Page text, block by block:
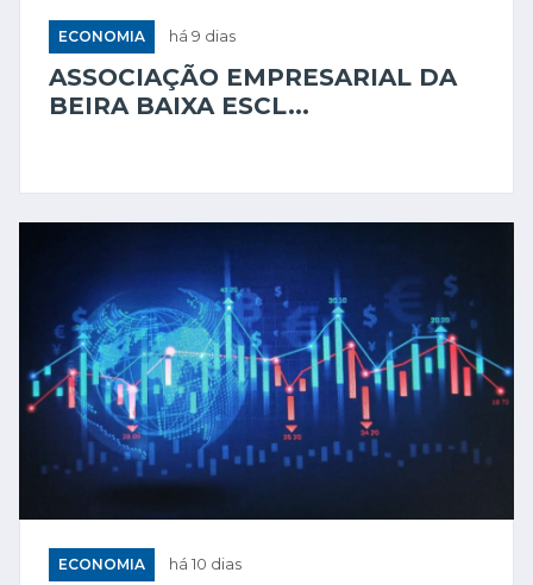
ECONOMIA há 9 dias
ASSOCIAÇÃO EMPRESARIAL DA
BEIRA BAIXA ESCL...
ECONOMIA há 10 dias